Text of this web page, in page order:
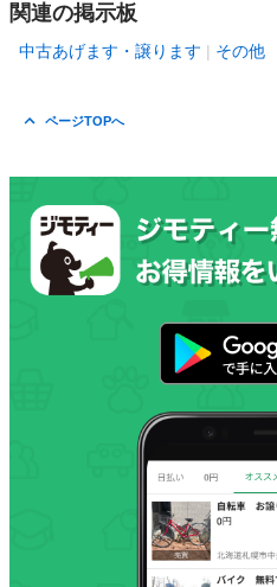
関連の掲示板
中古あげます・譲ります その他
ページTOPへ